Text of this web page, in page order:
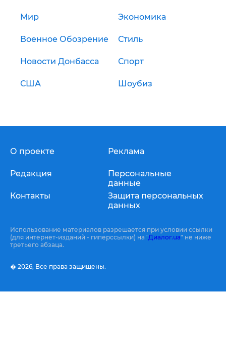
Мир Экономика
Военное Обозрение Стиль
Новости Донбасса Спорт
США Шоубиз
О проекте
Редакция
Контакты
Реклама
Персональные
данные
Защита персональных
данных
Использование материалов разрешается при условии ссылки
(для интернет-изданий - гиперссылки) на "Диалог.ua" не ниже
третьего абзаца.
� 2026, Все права защищены.